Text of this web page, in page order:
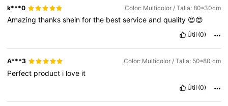
k***0 Color: Multicolor / Talla: 80*30cm
Amazingthankssheinforthe bestserviceandquality 😍😍
Útil (0)
A***3 Color: Multicolor / Talla: 50*80 cm
Perfect product i love it
Útil (0)